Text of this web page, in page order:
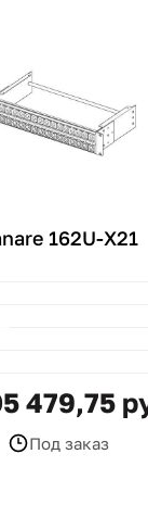
162U-X21
479,75
Под заказ